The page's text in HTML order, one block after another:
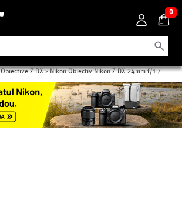
0
Obiective Z DX>Nikon Obiectiv Nikon Z DX 24mm f/1.7